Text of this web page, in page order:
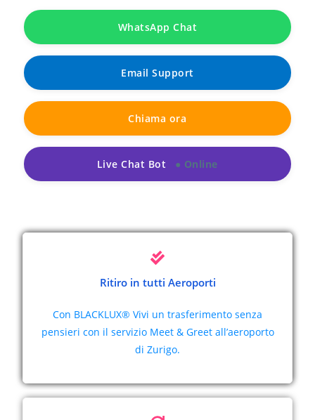
WhatsApp Chat
Email Support
Chiama ora
Live Chat Bot
Ritiro in tutti Aeroporti
Con BLACKLUX® Vivi un trasferimento senza
pensieri con il servizio Meet & Greet all’aeroporto
di Zurigo.